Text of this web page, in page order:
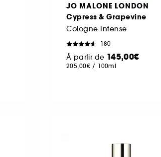
JO MALONE LONDON
Cypress & Grapevine
Cologne Intense
180
À partir de 145,00€
205,00€ / 100ml